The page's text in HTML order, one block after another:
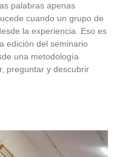
palabras apenas
cuando un grupo de
la experiencia. Eso es
edición del seminario
una metodología
preguntar y descubrir